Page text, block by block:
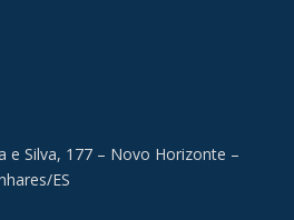
e Silva, 177 – Novo Horizonte –
ES